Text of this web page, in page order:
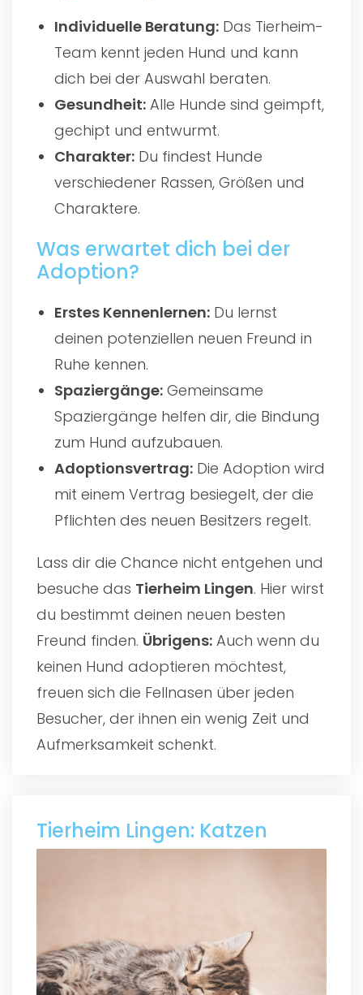
Individuelle Beratung: Das Tierheim-
Team kennt jeden Hund und kann
dich bei der Auswahl beraten.
Gesundheit: Alle Hunde sind geimpft,
gechipt und entwurmt.
Charakter: Du findest Hunde
verschiedener Rassen, Größen und
Charaktere.
Was erwartet dich bei der
Adoption?
Erstes Kennenlernen: Du lernst
deinen potenziellen neuen Freund in
Ruhe kennen.
Spaziergänge: Gemeinsame
Spaziergänge helfen dir, die Bindung
zum Hund aufzubauen.
Adoptionsvertrag: Die Adoption wird
mit einem Vertrag besiegelt, der die
Pflichten des neuen Besitzers regelt.
Lass dir die Chance nicht entgehen und
besuche das Tierheim Lingen. Hier wirst
du bestimmt deinen neuen besten
Freund finden. Übrigens: Auch wenn du
keinen Hund adoptieren möchtest,
freuen sich die Fellnasen über jeden
Besucher, der ihnen ein wenig Zeit und
Aufmerksamkeit schenkt.
Tierheim Lingen: Katzen